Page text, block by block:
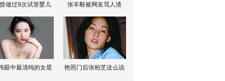
做过9次试管婴儿 张丰毅被网友骂人渣
眼中最清纯的女星 艳照门后张柏芝这么说